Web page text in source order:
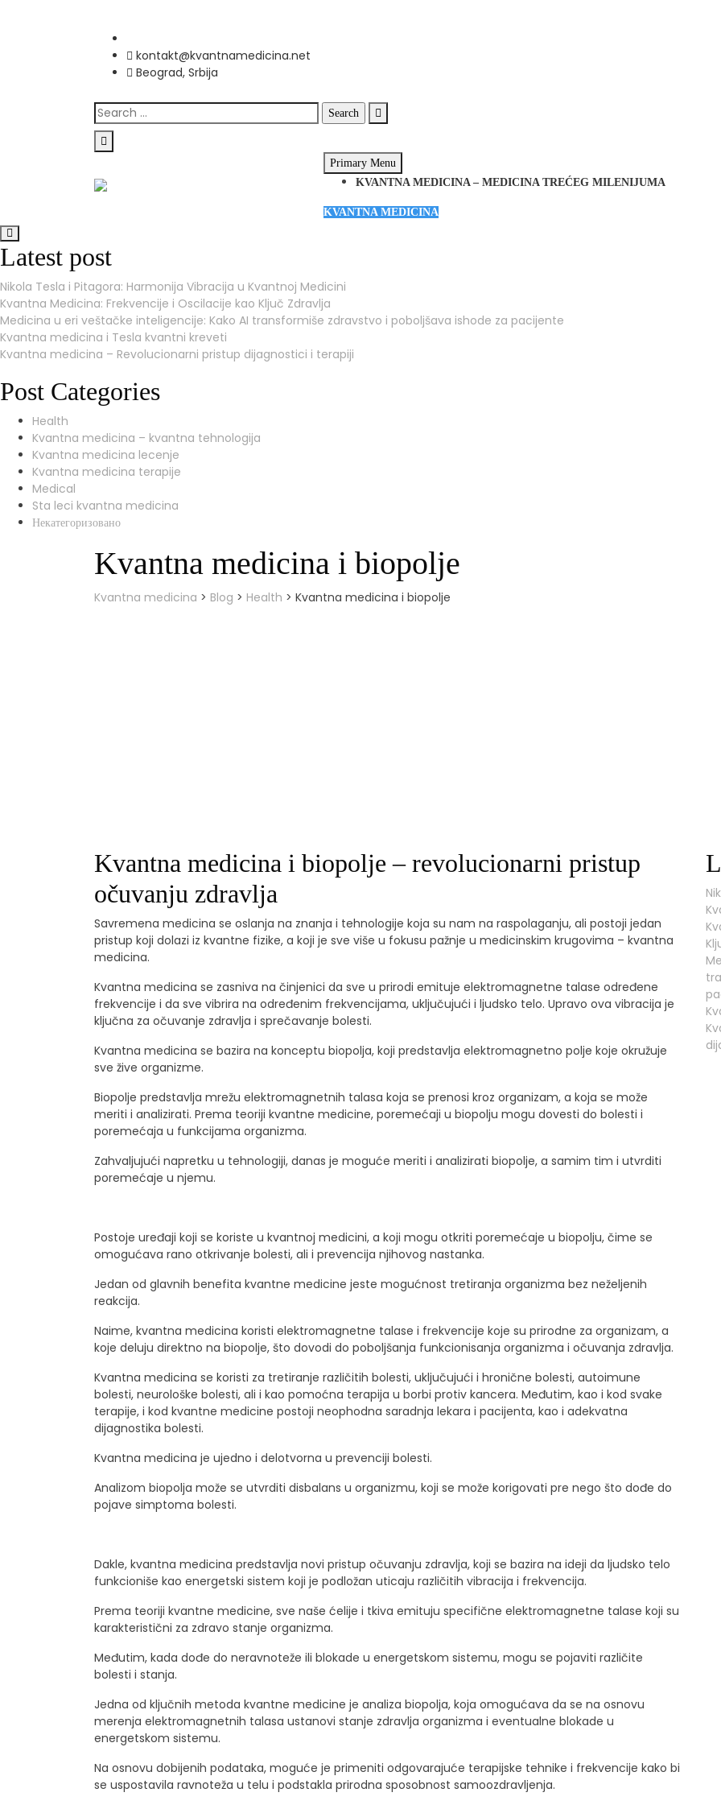
kontakt@kvantnamedicina.net
Beograd, Srbija
Search
for:
Primary Menu
KVANTNA MEDICINA – MEDICINA TREĆEG MILENIJUMA
KVANTNA MEDICINA
Latest post
Nikola Tesla i Pitagora: Harmonija Vibracija u Kvantnoj Medicini
Kvantna Medicina: Frekvencije i Oscilacije kao Ključ Zdravlja
Medicina u eri veštačke inteligencije: Kako AI transformiše zdravstvo i poboljšava ishode za pacijente
Kvantna medicina i Tesla kvantni kreveti
Kvantna medicina – Revolucionarni pristup dijagnostici i terapiji
Post Categories
Health
Kvantna medicina – kvantna tehnologija
Kvantna medicina lecenje
Kvantna medicina terapije
Medical
Sta leci kvantna medicina
Некатегоризовано
Kvantna medicina i biopolje
Kvantna medicina > Blog > Health > Kvantna medicina i biopolje
Kvantna medicina i biopolje – revolucionarni pristup
očuvanju zdravlja
Savremena medicina se oslanja na znanja i tehnologije koja su nam na raspolaganju, ali postoji jedan
pristup koji dolazi iz kvantne fizike, a koji je sve više u fokusu pažnje u medicinskim krugovima – kvantna
medicina.
Kvantna medicina se zasniva na činjenici da sve u prirodi emituje elektromagnetne talase određene
frekvencije i da sve vibrira na određenim frekvencijama, uključujući i ljudsko telo. Upravo ova vibracija je
ključna za očuvanje zdravlja i sprečavanje bolesti.
Kvantna medicina se bazira na konceptu biopolja, koji predstavlja elektromagnetno polje koje okružuje
sve žive organizme.
Biopolje predstavlja mrežu elektromagnetnih talasa koja se prenosi kroz organizam, a koja se može
meriti i analizirati. Prema teoriji kvantne medicine, poremećaji u biopolju mogu dovesti do bolesti i
poremećaja u funkcijama organizma.
Zahvaljujući napretku u tehnologiji, danas je moguće meriti i analizirati biopolje, a samim tim i utvrditi
poremećaje u njemu.
Postoje uređaji koji se koriste u kvantnoj medicini, a koji mogu otkriti poremećaje u biopolju, čime se
omogućava rano otkrivanje bolesti, ali i prevencija njihovog nastanka.
Jedan od glavnih benefita kvantne medicine jeste mogućnost tretiranja organizma bez neželjenih
reakcija.
Naime, kvantna medicina koristi elektromagnetne talase i frekvencije koje su prirodne za organizam, a
koje deluju direktno na biopolje, što dovodi do poboljšanja funkcionisanja organizma i očuvanja zdravlja.
Kvantna medicina se koristi za tretiranje različitih bolesti, uključujući i hronične bolesti, autoimune
bolesti, neurološke bolesti, ali i kao pomoćna terapija u borbi protiv kancera. Međutim, kao i kod svake
terapije, i kod kvantne medicine postoji neophodna saradnja lekara i pacijenta, kao i adekvatna
dijagnostika bolesti.
Kvantna medicina je ujedno i delotvorna u prevenciji bolesti.
Analizom biopolja može se utvrditi disbalans u organizmu, koji se može korigovati pre nego što dođe do
pojave simptoma bolesti.
Dakle, kvantna medicina predstavlja novi pristup očuvanju zdravlja, koji se bazira na ideji da ljudsko telo
funkcioniše kao energetski sistem koji je podložan uticaju različitih vibracija i frekvencija.
Prema teoriji kvantne medicine, sve naše ćelije i tkiva emituju specifične elektromagnetne talase koji su
karakteristični za zdravo stanje organizma.
Međutim, kada dođe do neravnoteže ili blokade u energetskom sistemu, mogu se pojaviti različite
bolesti i stanja.
Jedna od ključnih metoda kvantne medicine je analiza biopolja, koja omogućava da se na osnovu
merenja elektromagnetnih talasa ustanovi stanje zdravlja organizma i eventualne blokade u
energetskom sistemu.
Na osnovu dobijenih podataka, moguće je primeniti odgovarajuće terapijske tehnike i frekvencije kako bi
se uspostavila ravnoteža u telu i podstakla prirodna sposobnost samoozdravljenja.